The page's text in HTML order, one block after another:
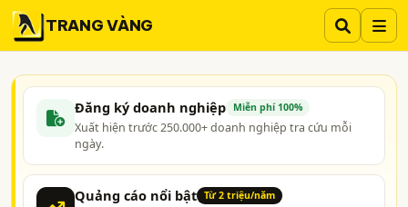
TRANG VÀNG
Đăng ký doanh nghiệp Miễn phí 100%
Xuất hiện trước 250.000+ doanh nghiệp tra cứu mỗi
ngày.
Quảng cáo nổi bật Từ 2 triệu/năm